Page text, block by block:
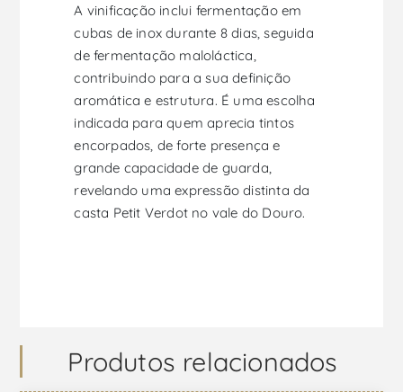
A vinificação inclui fermentação em
cubas de inox durante 8 dias, seguida
de fermentação maloláctica,
contribuindo para a sua definição
aromática e estrutura. É uma escolha
indicada para quem aprecia tintos
encorpados, de forte presença e
grande capacidade de guarda,
revelando uma expressão distinta da
casta Petit Verdot no vale do Douro.
Produtos relacionados